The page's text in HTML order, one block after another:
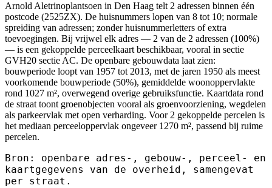
Arnold Aletrinoplantsoen in Den Haag telt 2 adressen binnen één
postcode (2525ZX). De huisnummers lopen van 8 tot 10; normale
spreiding van adressen; zonder huisnummerletters of extra
toevoegingen. Bij vrijwel elk adres — 2 van de 2 adressen (100%)
— is een gekoppelde perceelkaart beschikbaar, vooral in sectie
GVH20 sectie AC. De openbare gebouwdata laat zien:
bouwperiode loopt van 1957 tot 2013, met de jaren 1950 als meest
voorkomende bouwperiode (50%), gemiddelde woonoppervlakte
rond 1027 m², overwegend overige gebruiksfunctie. Kaartdata rond
de straat toont groenobjecten vooral als groenvoorziening, wegdelen
als parkeervlak met open verharding. Voor 2 gekoppelde percelen is
het mediaan perceeloppervlak ongeveer 1270 m², passend bij ruime
percelen.
Bron: openbare adres-, gebouw-, perceel- en
kaartgegevens van de overheid, samengevat
per straat.